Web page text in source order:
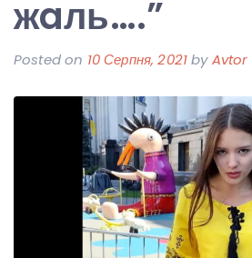
жaль….”
Posted on 10 Серпня, 2021byAvtor